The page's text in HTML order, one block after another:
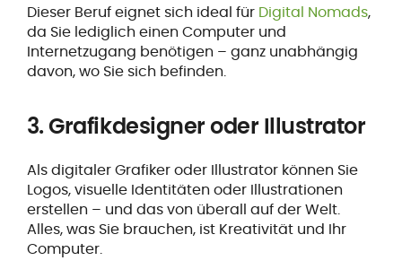
Dieser Beruf eignet sich ideal für Digital Nomads,
da Sie lediglich einen Computer und
Internetzugang benötigen – ganz unabhängig
davon, wo Sie sich befinden.
3. Grafikdesigner oder Illustrator
Als digitaler Grafiker oder Illustrator können Sie
Logos, visuelle Identitäten oder Illustrationen
erstellen – und das von überall auf der Welt.
Alles, was Sie brauchen, ist Kreativität und Ihr
Computer.